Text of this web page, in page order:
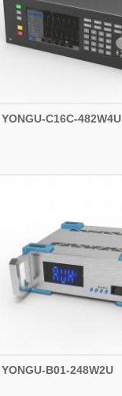
YONGU-C16C-482W4U
YONGU-B01-248W2U